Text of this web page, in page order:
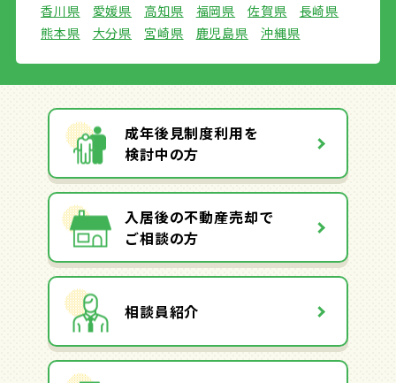
香川県
愛媛県 高知県 福岡県 佐賀県
長崎県
熊本県
大分県 宮崎県 鹿児島県 沖縄県
成年後見制度利用を
検討中の方
入居後の不動産売却で
ご相談の方
相談員紹介